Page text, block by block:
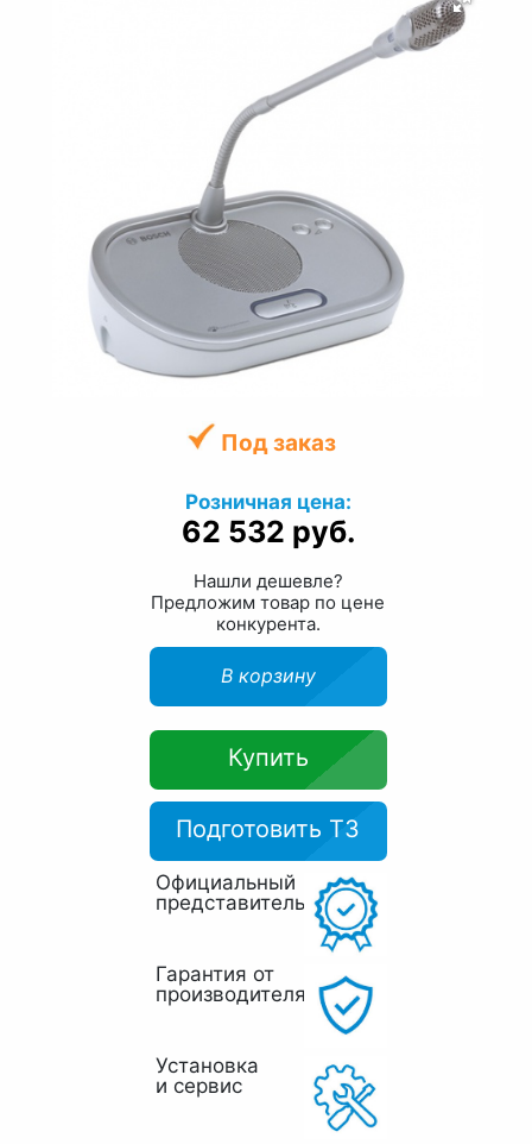
Под заказ
Розничная цена:
62 532 руб.
Нашли дешевле?
Предложим товар по цене
конкурента.
В корзину
Купить
Подготовить ТЗ
Официальный
представитель
Гарантия от
производителя
Установка
и сервис